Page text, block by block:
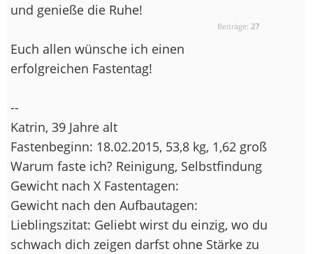
Beiträge: 27
und genieße die Ruhe!
Euch allen wünsche ich einen
erfolgreichen Fastentag!
--
Katrin, 39 Jahre alt
Fastenbeginn: 18.02.2015, 53,8 kg, 1,62 groß
Warum faste ich? Reinigung, Selbstfindung
Gewicht nach X Fastentagen:
Gewicht nach den Aufbautagen:
Lieblingszitat: Geliebt wirst du einzig, wo du
schwach dich zeigen darfst ohne Stärke zu